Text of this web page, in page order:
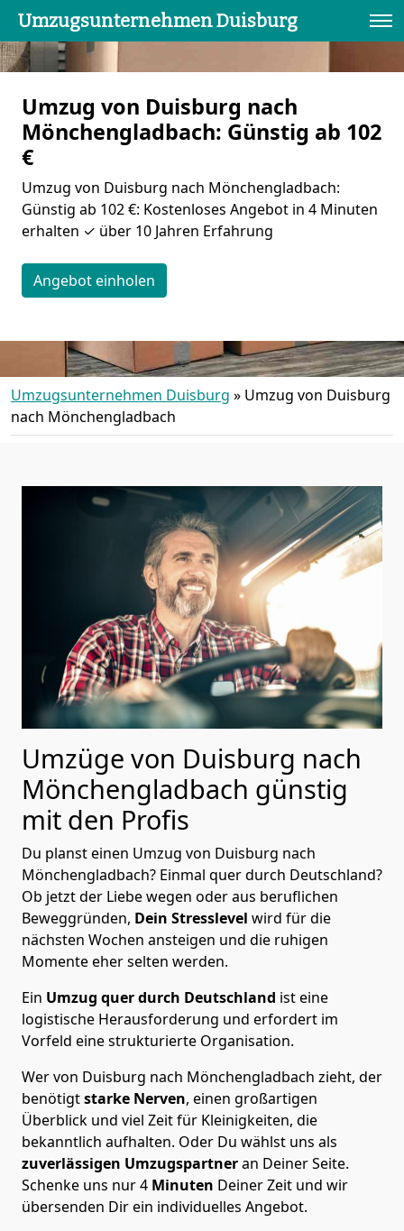
Umzugsunternehmen Duisburg
Umzug von Duisburg nach
Mönchen­gladbach: Günstig ab 102
€
Umzug von Duisburg nach Mönchen­gladbach:
Günstig ab 102 €: Kostenloses Angebot in 4 Minuten
erhalten ✓ über 10 Jahren Erfahrung
Angebot einholen
Umzugsunternehmen Duisburg » Umzug von Duisburg
nach Mönchen­gladbach
Umzüge von Duisburg nach
Mönchen­gladbach günstig
mit den Profis
Du planst einen Umzug von Duisburg nach
Mönchen­gladbach? Einmal quer durch Deutschland?
Ob jetzt der Liebe wegen oder aus beruflichen
Beweggründen, Dein Stresslevel wird für die
nächsten Wochen ansteigen und die ruhigen
Momente eher selten werden.
Ein Umzug quer durch Deutschland ist eine
logistische Herausforderung und erfordert im
Vorfeld eine strukturierte Organisation.
Wer von Duisburg nach Mönchen­gladbach zieht, der
benötigtstarke Nerven, einen großartigen
Überblick und viel Zeit für Kleinigkeiten, die
bekanntlich aufhalten. Oder Du wählst uns als
zuverlässigen Umzugspartneran Deiner Seite.
Schenke uns nur4 Minuten Deiner Zeit und wir
übersenden Dir ein individuelles Angebot.